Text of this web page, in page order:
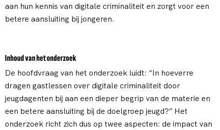
aan hun kennis van digitale criminaliteit en zorgt voor een
betere aansluiting bij jongeren.
Inhoud van het onderzoek
De hoofdvraag van het onderzoek luidt: “In hoeverre
dragen gastlessen over digitale criminaliteit door
jeugdagenten bij aan een dieper begrip van de materie en
een betere aansluiting bij de doelgroep jeugd?” Het
onderzoek richt zich dus op twee aspecten: de impact van